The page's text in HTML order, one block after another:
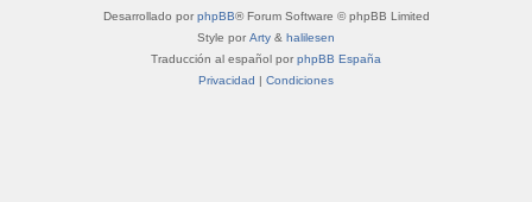
Desarrollado por phpBB® Forum Software © phpBB Limited
Style por Arty & halilesen
Traducción al español por phpBB España
Privacidad | Condiciones